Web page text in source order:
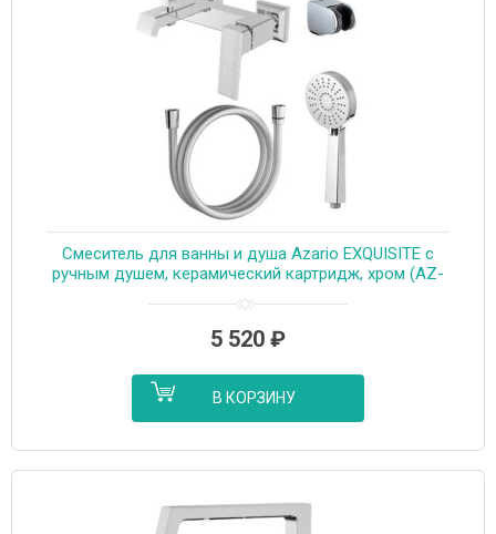
Смеситель для ванны и душа Azario EXQUISITE с
ручным душем, керамический картридж, хром (AZ-
5 520 ₽
В КОРЗИНУ